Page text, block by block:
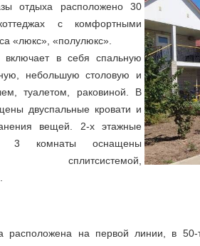
отдыха расположено 30
с комфортными
«люкс», «полулюкс».
в себя спальную
небольшую столовую и
туалетом, раковиной. В
двуспальные кровати и
вещей. 2-х этажные
3 комнаты оснащены
сплитсистемой,
расположена на первой линии, в